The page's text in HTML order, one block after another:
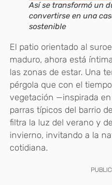
Así se transformó un
convertirse en una
sostenible
El patio orientado al
maduro, ahora está
las zonas de estar. Una
pérgola que con el
vegetación —inspirada
parras típicos del barrio
filtra la luz del verano y
invierno, invitando a la
cotidiana.